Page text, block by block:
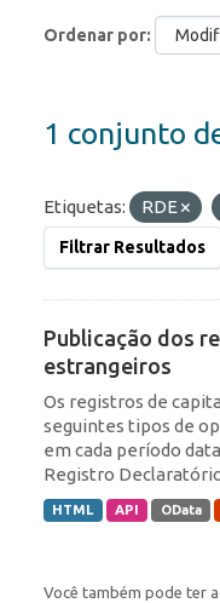
Ordenar por
1 conjunto
Etiquetas: RDE
Filtrar Resultados
Publicação dos
estrangeiros
Os registros de
seguintes tipos de
em cada período
Registro
HTML API OData
Você também pode ter